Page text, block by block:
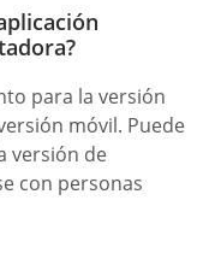
para la versión
móvil. Puede
versión de
con personas